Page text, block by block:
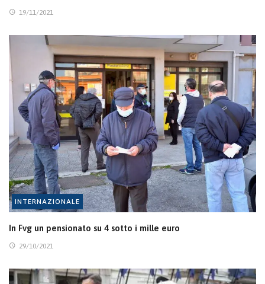
19/11/2021
INTERNAZIONALE
In Fvg un pensionato su 4 sotto i mille euro
29/10/2021